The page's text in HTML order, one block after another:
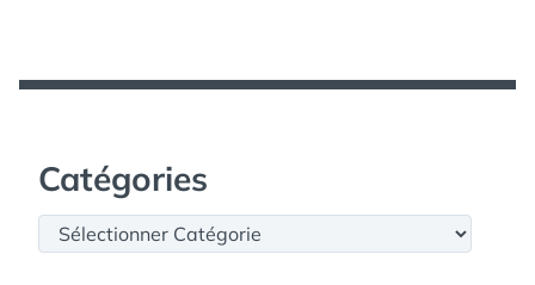
Catégories
Catégories